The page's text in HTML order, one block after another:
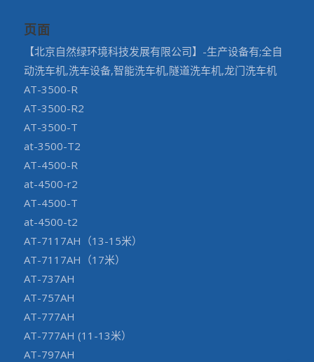
页面
【北京自然绿环境科技发展有限公司】-生产设备有;全自
动洗车机,洗车设备,智能洗车机,隧道洗车机,龙门洗车机
AT-3500-R
AT-3500-R2
AT-3500-T
at-3500-T2
AT-4500-R
at-4500-r2
AT-4500-T
at-4500-t2
AT-7117AH（13-15米）
AT-7117AH（17米）
AT-737AH
AT-757AH
AT-777AH
AT-777AH (11-13米）
AT-797AH